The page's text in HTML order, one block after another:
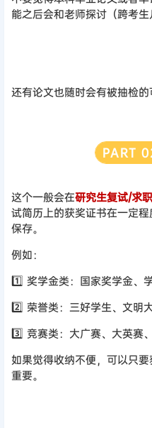
能之后会和老师探讨（跨考生
还有论文也随时会有被抽检的
PART0
这个一般会在研究生复试/求职
试简历上的获奖证书在一定
保存。
例如：
1️⃣ 奖学金类：国家奖学金、
2️⃣ 荣誉类：三好学生、文明
3️⃣ 竞赛类：大广赛、大英赛
如果觉得收纳不便，可以只
重要。